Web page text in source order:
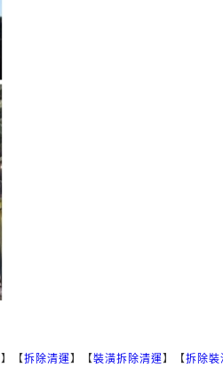
】【拆除清運】【裝潢拆除清運】【拆除裝